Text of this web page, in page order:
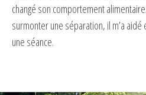
changé son comportement
surmonter une séparation, il m’a
une séance.